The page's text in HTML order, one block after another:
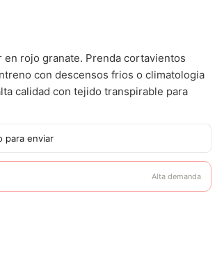
rojo granate. Prenda cortavientos
con descensos frios o climatologia
calidad con tejido transpirable para
enviar
Alta demanda